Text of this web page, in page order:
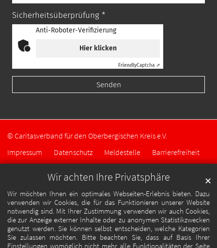
Wir achten Ihre Privatsphäre
Wir möchten Ihnen ein optimales Webseiten-Erlebnis bieten. Dazu
verwenden wir Cookies, die für das Funktionieren unserer Website
notwendig sind. Mit Ihrer Zustimmung verwenden wir auch Cookies,
die zur Anzeige externer Inhalte oder zu anonymen Statistikzwecken
genutzt werden. Sie können selbst entscheiden, welche Kategorien
Sie zulassen möchten. Bitte beachten Sie, dass auf Basis Ihrer
Einstellungen womöglich nicht mehr alle Funktionalitäten der Seite
✕
Sicherheitsüberprüfung *
Anti-Roboter-Verifizierung
Hier klicken
FriendlyCaptcha ⇗
© Caritasverband für den Oberbergischen Kreis e.V.
Impressum
Datenschutz Meldestelle Barrierefreiheit